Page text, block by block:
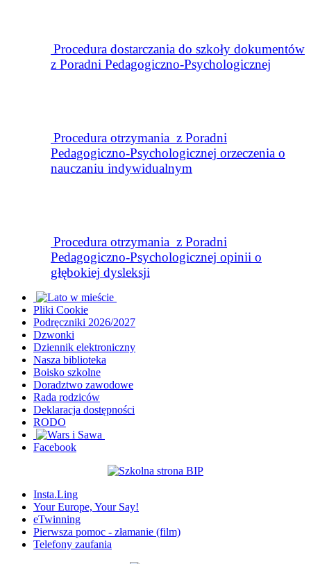
Procedura dostarczania do szkoły dokumentów
z Poradni Pedagogiczno-Psychologicznej
Procedura otrzymania z Poradni
Pedagogiczno-Psychologicznej orzeczenia o
nauczaniu indywidualnym
Procedura otrzymania z Poradni
Pedagogiczno-Psychologicznej opinii o
głębokiej dysleksji
Pliki Cookie
Podręczniki 2026/2027
Dzwonki
Dziennik elektroniczny
Nasza biblioteka
Boisko szkolne
Doradztwo zawodowe
Rada rodziców
Deklaracja dostępności
RODO
Facebook
Insta.Ling
Your Europe, Your Say!
eTwinning
Pierwsza pomoc - złamanie (film)
Telefony zaufania